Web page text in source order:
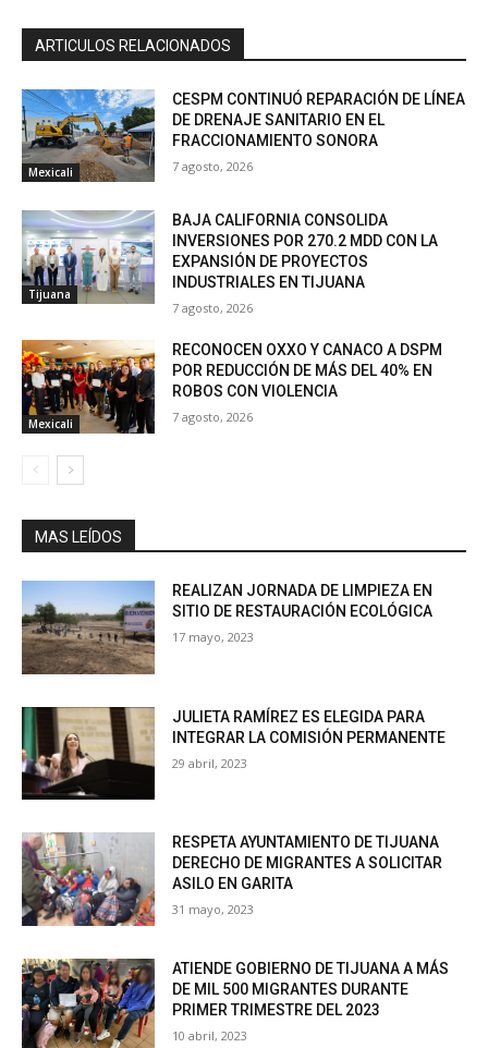
ARTICULOS RELACIONADOS
Mexicali
CESPM CONTINUÓ REPARACIÓN DE LÍNEA
DE DRENAJE SANITARIO EN EL
FRACCIONAMIENTO SONORA
7 agosto, 2026
Tijuana
BAJA CALIFORNIA CONSOLIDA
INVERSIONES POR 270.2 MDD CON LA
EXPANSIÓN DE PROYECTOS
INDUSTRIALES EN TIJUANA
7 agosto, 2026
Mexicali
RECONOCEN OXXO Y CANACO A DSPM
POR REDUCCIÓN DE MÁS DEL 40% EN
ROBOS CON VIOLENCIA
7 agosto, 2026
MAS LEÍDOS
REALIZAN JORNADA DE LIMPIEZA EN
SITIO DE RESTAURACIÓN ECOLÓGICA
17 mayo, 2023
JULIETA RAMÍREZ ES ELEGIDA PARA
INTEGRAR LA COMISIÓN PERMANENTE
29 abril, 2023
RESPETA AYUNTAMIENTO DE TIJUANA
DERECHO DE MIGRANTES A SOLICITAR
ASILO EN GARITA
31 mayo, 2023
ATIENDE GOBIERNO DE TIJUANA A MÁS
DE MIL 500 MIGRANTES DURANTE
PRIMER TRIMESTRE DEL 2023
10 abril, 2023